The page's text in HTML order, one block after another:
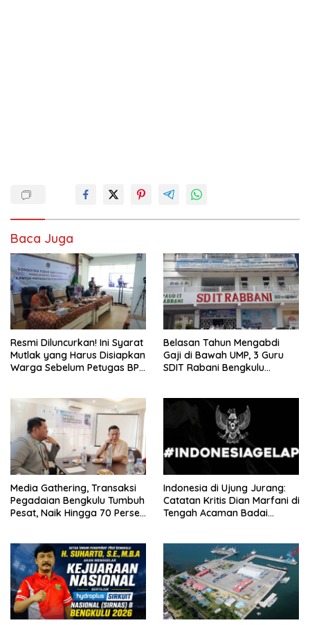
Baca Juga
Resmi Diluncurkan! Ini Syarat
Mutlak yang Harus Disiapkan
Warga Sebelum Petugas BPN
Belasan Tahun Mengabdi
Gaji di Bawah UMP, 3 Guru
SDIT Rabani Bengkulu
Media Gathering, Transaksi
Pegadaian Bengkulu Tumbuh
Pesat, Naik Hingga 70 Persen
Indonesia di Ujung Jurang:
Catatan Kritis Dian Marfani di
Tengah Acaman Badai